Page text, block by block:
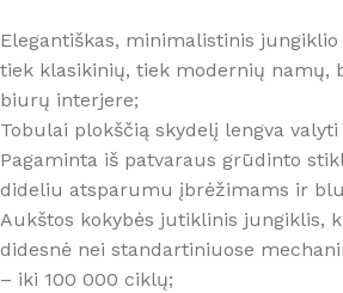
Elegantiškas, minimalistinis
tiek klasikinių, tiek modernių namų,
biurų interjere;
Tobulai plokščią skydelį lengva
Pagaminta iš patvaraus grūdinto
dideliu atsparumu įbrėžimams ir
Aukštos kokybės jutiklinis jungiklis,
didesnė nei standartiniuose
– iki 100 000 ciklų;